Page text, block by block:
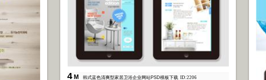
4M 韩式蓝色清爽型家居卫浴企业网站PSD模板下载 ID:2206